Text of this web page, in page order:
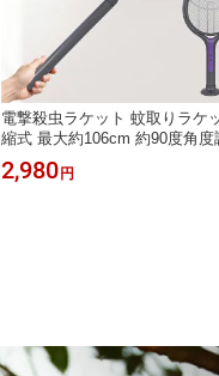
電撃殺虫ラケット 蚊取りラケ
縮式 最大約106cm 約90度角度
SB充電式 UV誘虫モード 2WAY
置き スタンド付き 室内用 日本
2,980 円